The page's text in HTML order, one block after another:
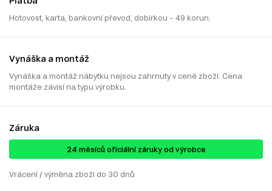
Hotovost, karta, bankovní převod, dobírkou – 49 korun.
Vynáška a montáž
Vynáška a montáž nábytku nejsou zahrnuty v ceně zboží. Cena
montáže závisí na typu výrobku.
Záruka
24 ​​​​měsíců oficiální záruky od výrobce
Vrácení / výměna zboží do 30 dnů